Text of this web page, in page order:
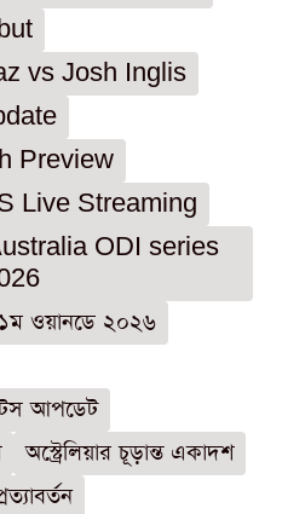
vs Josh Inglis
Preview
Live Streaming
ODI series
১ম ওয়ানডে ২০২৬
টস আপডেট
অস্ট্রেলিয়ার চূড়ান্ত একাদশ